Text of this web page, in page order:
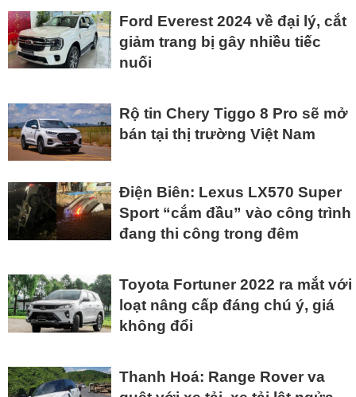
Ford Everest 2024 về đại lý, cắt
giảm trang bị gây nhiều tiếc
nuối
Rộ tin Chery Tiggo 8 Pro sẽ mở
bán tại thị trường Việt Nam
Điện Biên: Lexus LX570 Super
Sport “cắm đầu” vào công trình
đang thi công trong đêm
Toyota Fortuner 2022 ra mắt với
loạt nâng cấp đáng chú ý, giá
không đổi
Thanh Hoá: Range Rover va